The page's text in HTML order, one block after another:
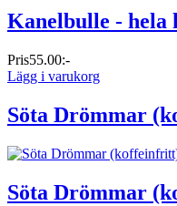
Kanelbulle - hela
Pris55.00:-
Lägg i varukorg
Söta Drömmar
Söta Drömmar